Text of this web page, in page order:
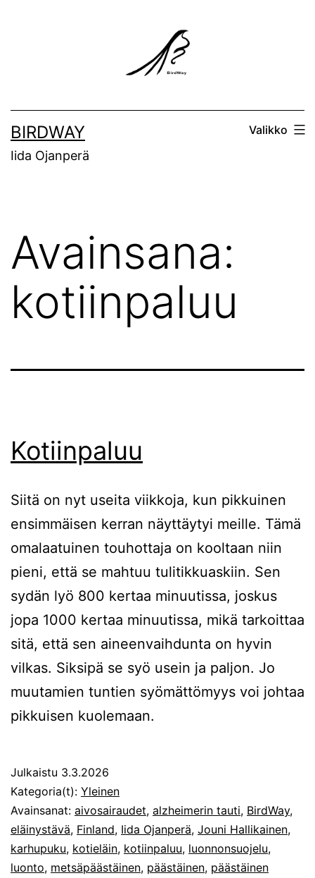
BIRDWAY
Iida Ojanperä
Valikko
Avainsana:
kotiinpaluu
Kotiinpaluu
Siitä on nyt useita viikkoja, kun pikkuinen
ensimmäisen kerran näyttäytyi meille. Tämä
omalaatuinen touhottaja on kooltaan niin
pieni, että se mahtuu tulitikkuaskiin. Sen
sydän lyö 800 kertaa minuutissa, joskus
jopa 1000 kertaa minuutissa, mikä tarkoittaa
sitä, että sen aineenvaihdunta on hyvin
vilkas. Siksipä se syö usein ja paljon. Jo
muutamien tuntien syömättömyys voi johtaa
pikkuisen kuolemaan.
Julkaistu 3.3.2026
Kategoria(t): Yleinen
Avainsanat: aivosairaudet, alzheimerin tauti, BirdWay,
eläinystävä, Finland, Iida Ojanperä, Jouni Hallikainen,
karhupuku, kotieläin, kotiinpaluu, luonnonsuojelu,
luonto, metsäpäästäinen, päästäinen, päästäinen